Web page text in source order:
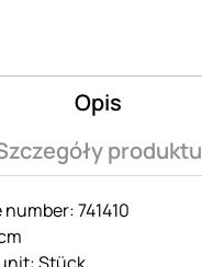
Opis
produktu
741410